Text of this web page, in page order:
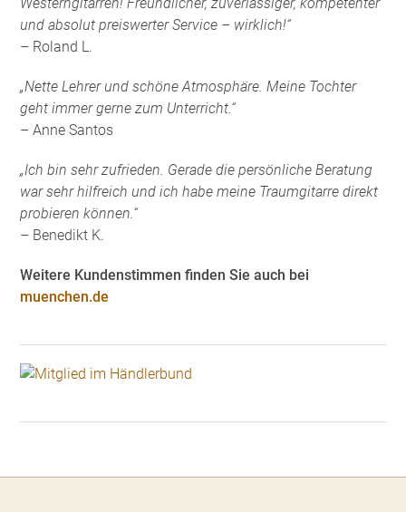
und absolut preiswerter Service – wirklich!“
– Roland L.
„Nette Lehrer und schöne Atmosphäre. Meine Tochter
geht immer gerne zum Unterricht.“
– Anne Santos
„Ich bin sehr zufrieden. Gerade die persönliche Beratung
war sehr hilfreich und ich habe meine Traumgitarre direkt
probieren können.“
– Benedikt K.
Weitere Kundenstimmen finden Sie auch bei
muenchen.de